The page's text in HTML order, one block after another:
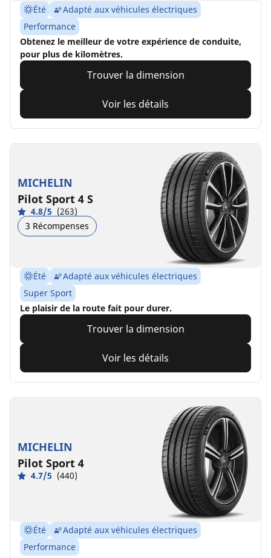
Été
Adapté aux véhicules électriques
Performance
Obtenez le meilleur de votre expérience de conduite,
pour plus de kilomètres.
Trouver la dimension
Voir les détails
MICHELIN
Pilot Sport 4 S
4.8/5 (263)
3 Récompenses
Été
Adapté aux véhicules électriques
Super Sport
Le plaisir de la route fait pour durer.
Trouver la dimension
Voir les détails
MICHELIN
Pilot Sport 4
4.7/5 (440)
Été
Adapté aux véhicules électriques
Performance